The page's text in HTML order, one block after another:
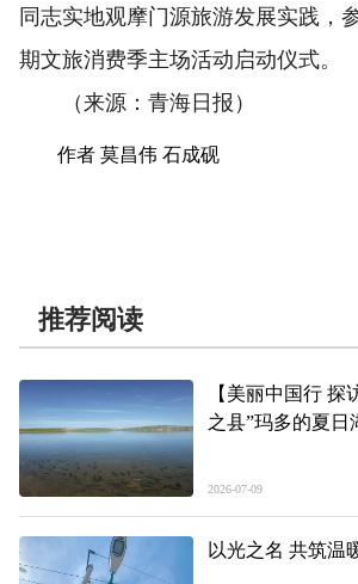
同志实地观摩门源旅游发展实践，
期文旅消费季主场活动启动仪式。
（来源：青海日报）
作者 莫昌伟 石成砚
推荐阅读
【美丽中国行 探
之县”玛多的夏日
2026-07-09
以光之名 共筑温